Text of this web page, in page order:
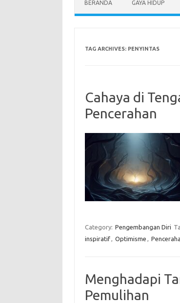
BERANDA GAYA HIDUP
TAG ARCHIVES: PENYINTAS
Cahaya di
Pencerahan
Category: Pengembangan Diri
inspiratif, Optimisme ,
Menghadapi
Pemulihan